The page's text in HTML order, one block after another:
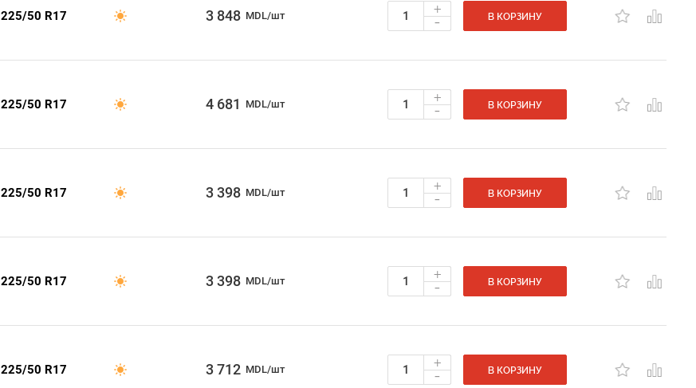
225/50 R17 3 848 MDL/шт +
- В КОРЗИНУ
225/50 R17 4 681 MDL/шт +
- В КОРЗИНУ
225/50 R17 3 398 MDL/шт +
- В КОРЗИНУ
225/50 R17 3 398 MDL/шт +
- В КОРЗИНУ
225/50 R17 3 712 MDL/шт +
- В КОРЗИНУ